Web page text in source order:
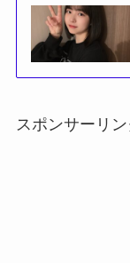
スポンサーリン